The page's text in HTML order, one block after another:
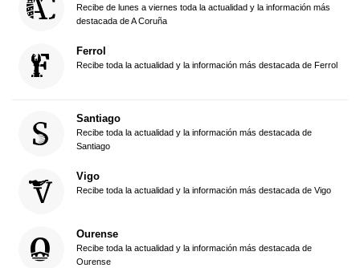
Recibe de lunes a viernes toda la actualidad y la información más
destacada de A Coruña
Ferrol
Recibe toda la actualidad y la información más destacada de Ferrol
Santiago
Recibe toda la actualidad y la información más destacada de
Santiago
Vigo
Recibe toda la actualidad y la información más destacada de Vigo
Ourense
Recibe toda la actualidad y la información más destacada de
Ourense